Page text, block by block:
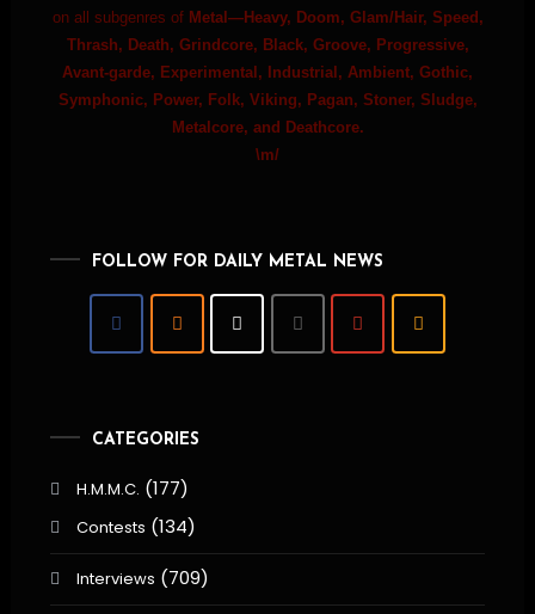
on all subgenres of Metal—Heavy, Doom, Glam/Hair, Speed,
Thrash, Death, Grindcore, Black, Groove, Progressive,
Avant-garde, Experimental, Industrial, Ambient, Gothic,
Symphonic, Power, Folk, Viking, Pagan, Stoner, Sludge,
Metalcore, and Deathcore.
\m/
FOLLOW FOR DAILY METAL NEWS
CATEGORIES
H.M.M.C. (177)
Contests (134)
Interviews (709)